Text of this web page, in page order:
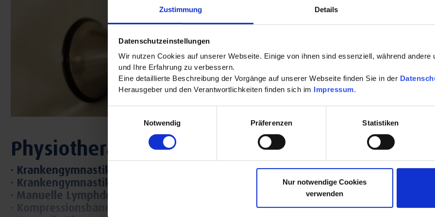
Zustimmung Details
Datenschutzeinstellungen
Wir nutzen Cookies auf unserer Webseite. Einige von ihnen sind essenziell, während andere
und Ihre Erfahrung zu verbessern.
Eine detaillierte Beschreibung der Vorgänge auf unserer Webseite finden Sie in der
Herausgeber und den Verantwortlichkeiten finden sich im Impressum.
Notwendig
Präferenzen Statistiken
Nur notwendige Cookies
verwenden
Physiotherapie
· Krankengymnastik (Einzeln & Gruppe)
· Krankengymnastik Atemtherapie Muko
· Manuelle Lymphdrainage
· Kompressionsbandage/Wickelung